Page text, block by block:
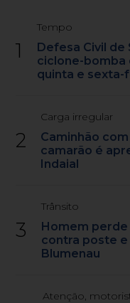
1
Tempo
Defesa Civil de
ciclone-bomba
quinta e sexta-
2
Carga irregular
Caminhão
camarão é
Indaial
3
Trânsito
Homem
contra poste e
Blumenau
Atenção,